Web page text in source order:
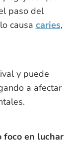
paso del
causa caries,
y puede
a afectar
foco en luchar